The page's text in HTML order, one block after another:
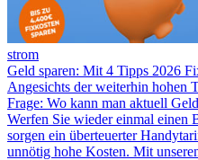
strom
Geld sparen: Mit 4 Tipps 2026
Angesichts der weiterhin hohen
Frage: Wo kann man aktuell
Werfen Sie wieder einmal einen
sorgen ein überteuerter
unnötig hohe Kosten. Mit